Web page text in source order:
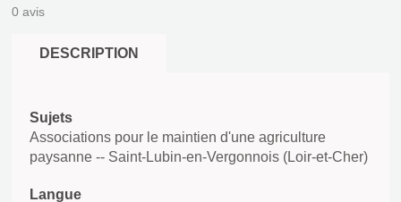
0 avis
DESCRIPTION
Sujets
Associations pour le maintien d'une agriculture
paysanne -- Saint-Lubin-en-Vergonnois (Loir-et-Cher)
Langue